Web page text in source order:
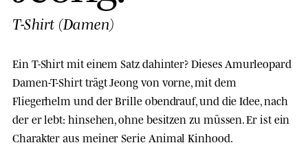
T-Shirt (Damen)
Ein T-Shirt mit einem Satz dahinter? Dieses Amurleopard
Damen-T-Shirt trägt Jeong von vorne, mit dem
Fliegerhelm und der Brille obendrauf, und die Idee, nach
der er lebt: hinsehen, ohne besitzen zu müssen. Er ist ein
Charakter aus meiner Serie Animal Kinhood.